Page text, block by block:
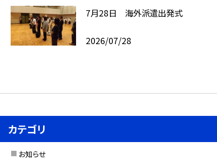
7月28日 海外派遣出発式
2026/07/28
カテゴリ
お知らせ